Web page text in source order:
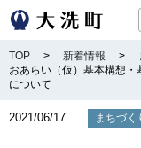
TOP > 新着情報 >
おあらい（仮）基本構想
について
2021/06/17 まちづく